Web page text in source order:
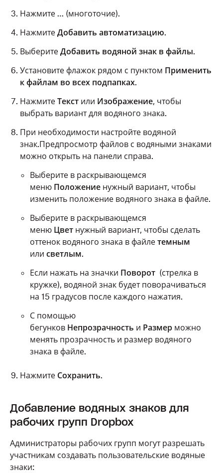
Нажмите … (многоточие).
Нажмите Добавить автоматизацию.
Выберите Добавить водяной знак в файлы.
Установите флажок рядом с пунктом Применить
к файлам во всех подпапках.
Нажмите Текст или Изображение, чтобы
выбрать вариант для водяного знака.
При необходимости настройте водяной
знак.Предпросмотр файлов с водяными знаками
можно открыть на панели справа.
Выберите в раскрывающемся
меню Положение нужный вариант, чтобы
изменить положение водяного знака в файле.
Выберите в раскрывающемся
меню Цвет нужный вариант, чтобы сделать
оттенок водяного знака в файле темным
или светлым.
Если нажать на значки Поворот (стрелка в
кружке), водяной знак будет поворачиваться
на 15 градусов после каждого нажатия.
С помощью
бегунков Непрозрачность и Размер можно
менять прозрачность и размер водяного
знака в файле.
Нажмите Сохранить.
Добавление водяных знаков для
рабочих групп Dropbox
Администраторы рабочих групп могут разрешать
участникам создавать пользовательские водяные
знаки: